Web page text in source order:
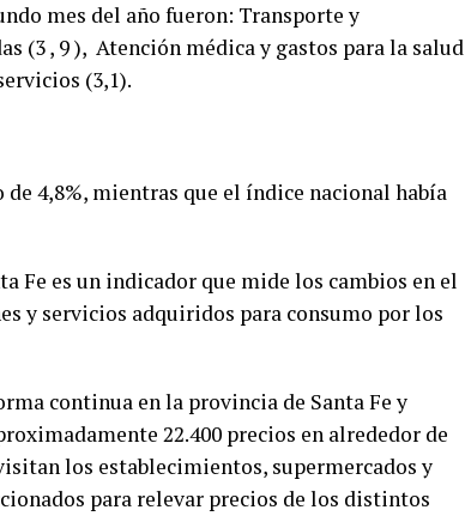
mes del año fueron: Transporte y
(3 , 9 ), Atención médica y gastos para la salud
(3,1).
4,8%, mientras que el índice nacional había
Fe es un indicador que mide los cambios en el
y servicios adquiridos para consumo por los
continua en la provincia de Santa Fe y
22.400 precios en alrededor de
los establecimientos, supermercados y
para relevar precios de los distintos